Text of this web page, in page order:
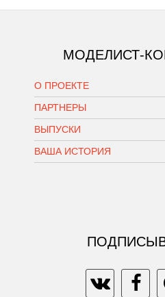
МОДЕЛИСТ-
О ПРОЕКТЕ
ПАРТНЕРЫ
ВЫПУСКИ
ВАША ИСТОРИЯ